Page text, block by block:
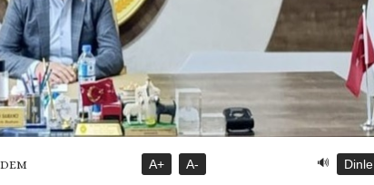
A+ A- 🔊 Dinle